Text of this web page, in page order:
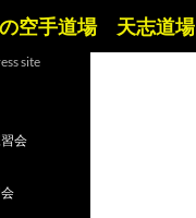
空手道場 天志道場
site
会